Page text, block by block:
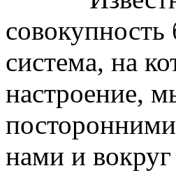
система, на
настроение,
нами и вокруг